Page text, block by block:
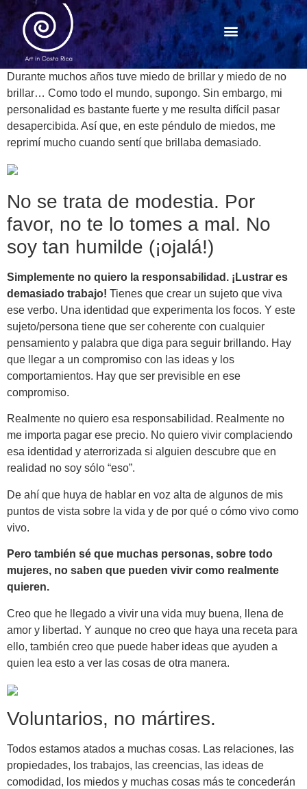
Durante muchos años tuve miedo de brillar y miedo de no
brillar… Como todo el mundo, supongo. Sin embargo, mi
personalidad es bastante fuerte y me resulta difícil pasar
desapercibida. Así que, en este péndulo de miedos, me
reprimí mucho cuando sentí que brillaba demasiado.
No se trata de modestia. Por
favor, no te lo tomes a mal. No
soy tan humilde (¡ojalá!)
Simplemente no quiero la responsabilidad. ¡Lustrar es
demasiado trabajo! Tienes que crear un sujeto que viva
ese verbo. Una identidad que experimenta los focos. Y este
sujeto/persona tiene que ser coherente con cualquier
pensamiento y palabra que diga para seguir brillando. Hay
que llegar a un compromiso con las ideas y los
comportamientos. Hay que ser previsible en ese
compromiso.
Realmente no quiero esa responsabilidad. Realmente no
me importa pagar ese precio. No quiero vivir complaciendo
esa identidad y aterrorizada si alguien descubre que en
realidad no soy sólo “eso”.
De ahí que huya de hablar en voz alta de algunos de mis
puntos de vista sobre la vida y de por qué o cómo vivo como
vivo.
Pero también sé que muchas personas, sobre todo
mujeres, no saben que pueden vivir como realmente
quieren.
Creo que he llegado a vivir una vida muy buena, llena de
amor y libertad. Y aunque no creo que haya una receta para
ello, también creo que puede haber ideas que ayuden a
quien lea esto a ver las cosas de otra manera.
Voluntarios, no mártires.
Todos estamos atados a muchas cosas. Las relaciones, las
propiedades, los trabajos, las creencias, las ideas de
comodidad, los miedos y muchas cosas más te concederán